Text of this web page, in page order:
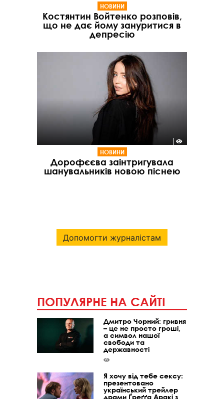
НОВИНИ
Костянтин Войтенко розповів,
що не дає йому зануритися в
депресію
НОВИНИ
Дорофєєва заінтригувала
шанувальників новою піснею
Допомогти журналістам
ПОПУЛЯРНЕ НА САЙТІ
Дмитро Чорний: гривня
– це не просто гроші,
а символ нашої
свободи та
державності
Я хочу від тебе сексу:
презентовано
український трейлер
драми Ґреґґа Аракі з